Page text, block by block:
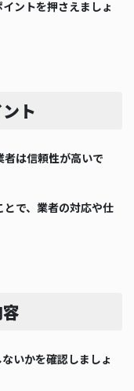
ントを押さえましょ
ト
者は信頼性が高いで
で、業者の対応や仕
いかを確認しましょ